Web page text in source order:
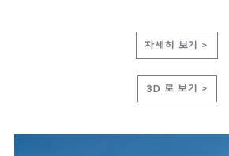
자세히 보기 >
3D 로 보기 >